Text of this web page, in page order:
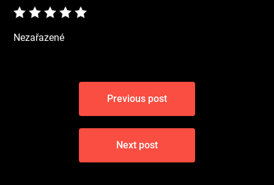
Nezařazené
Navigace
příspěvek
Previous post
Next post